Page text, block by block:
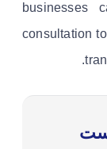
businesses
consultation